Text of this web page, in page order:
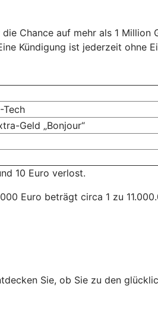
Chance auf mehr als 1
Kündigung ist jederzeit ohne
Tech
Geld „Bonjour“
10 Euro verlost.
Euro beträgt circa 1 zu
Sie, ob Sie zu den